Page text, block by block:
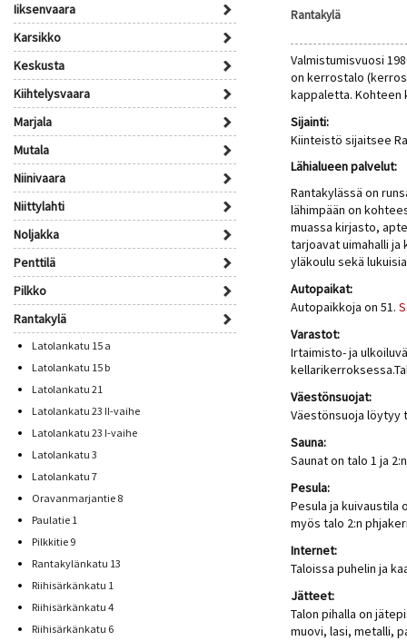
Iiksenvaara
Karsikko
Keskusta
Kiihtelysvaara
Marjala
Mutala
Niinivaara
Niittylahti
Noljakka
Penttilä
Pilkko
Rantakylä
Latolankatu 15 a
Latolankatu 15 b
Latolankatu 21
Latolankatu 23 II-vaihe
Latolankatu 23 I-vaihe
Latolankatu 3
Latolankatu 7
Oravanmarjantie 8
Paulatie 1
Pilkkitie 9
Rantakylänkatu 13
Riihisärkänkatu 1
Riihisärkänkatu 4
Riihisärkänkatu 6
Rantakylä
Valmistumisvuosi
on kerrostalo
kappaletta. Kohteen
Sijainti:
Kiinteistö sijaitsee
Lähialueen palvelut:
Rantakylässä on
lähimpään on
muassa kirjasto,
tarjoavat uimahalli ja
yläkoulu sekä
Autopaikat:
Autopaikkoja on 51.
Varastot:
Irtaimisto- ja
Väestönsuojat:
Väestönsuoja löytyy
Sauna:
Saunat on talo 1 ja
Pesula:
Pesula ja kuivaustila
myös talo 2:n
Internet:
Taloissa puhelin ja
Jätteet:
Talon pihalla on
muovi, lasi, metalli,